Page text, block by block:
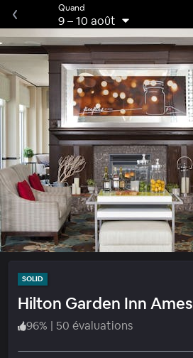
Quand
9–10 août
SOLID
Hilton Garden Inn Ames
96% | 50 évaluations